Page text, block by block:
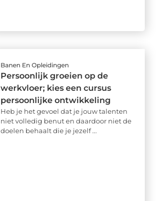
Banen En Opleidingen
Persoonlijk groeien op de
werkvloer; kies een cursus
persoonlijke ontwikkeling
Heb je het gevoel dat je jouw talenten
niet volledig benut en daardoor niet de
doelen behaalt die je jezelf ...